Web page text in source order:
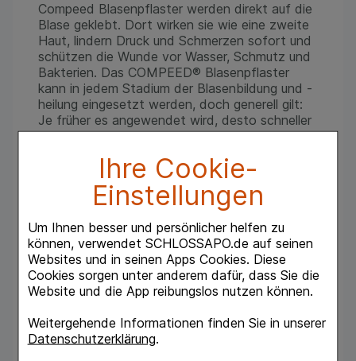
Ihre Cookie-
Einstellungen
Um Ihnen besser und persönlicher helfen zu
können, verwendet SCHLOSSAPO.de auf seinen
Websites und in seinen Apps Cookies. Diese
Cookies sorgen unter anderem dafür, dass Sie die
Website und die App reibungslos nutzen können.
Weitergehende Informationen finden Sie in unserer
Datenschutzerklärung.
Compeed Blasenpflaster werden direkt auf die
Blase geklebt. Dort wirken sie wie eine zweite
Haut, lindern Druck und Schmerzen sofort und
schützen die Wunde vor Wasser, Schmutz und
Bakterien. Das COMPEED® Blasenpflaster
kann in jedem Stadium der Blasenbildung und -
heilung eingesetzt werden, doch generell gilt:
Je früher es angewendet wird, desto schneller
heilt die Blase ab.
COMPEED® Blasenpflaster bestehen aus
Hydrokolloiden, die die Wunde feucht halten
und Schorfbildung verhindern. (Prinzip der f
zurechtschneiden, denn die Ränder sind
speziell geformt, damit das Haftgel nicht
austreten kann.